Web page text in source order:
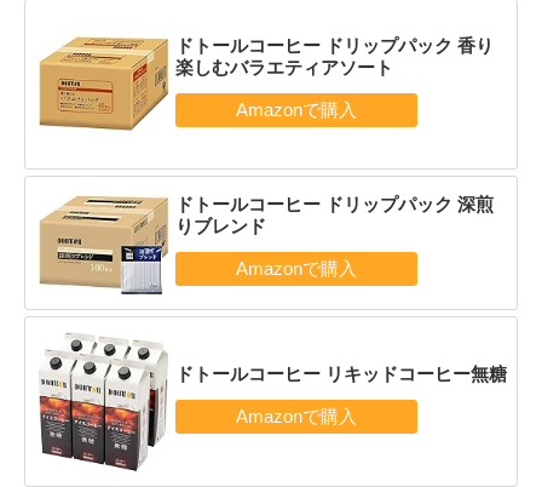
ドトールコーヒー ドリップパック 香り
楽しむバラエティアソート
ドトールコーヒー ドリップパック 深煎
りブレンド
ドトールコーヒー リキッドコーヒー無糖